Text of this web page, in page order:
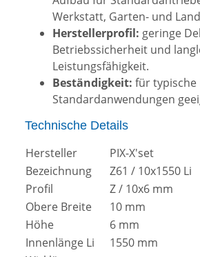
Werkstatt, Garten- und
Herstellerprofil: geringe
Betriebssicherheit und
Leistungsfähigkeit.
Beständigkeit: für
Standardanwendungen
Technische Details
Hersteller
PIX-X'set
Bezeichnung
Z61 / 10x1550 Li
Profil
Z / 10x6 mm
Obere Breite
10 mm
Höhe
6 mm
Innenlänge Li
1550 mm